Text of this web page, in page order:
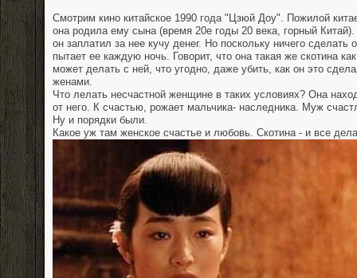
Смотрим кино китайское 1990 года "Цзюй Доу". Пожилой
она родила ему сына (время 20е годы 20 века, горный
он заплатил за нее кучу денег. Но поскольку ничего
пытает ее каждую ночь. Говорит, что она такая же скотина
может делать с ней, что угодно, даже убить, как он это
женами.
Что лелать несчастной женщине в таких условиях? Она
от него. К счастью, рожает мальчика- наследника. Муж
Ну и порядки были.
Какое уж там женское счастье и любовь. Скотина - и все